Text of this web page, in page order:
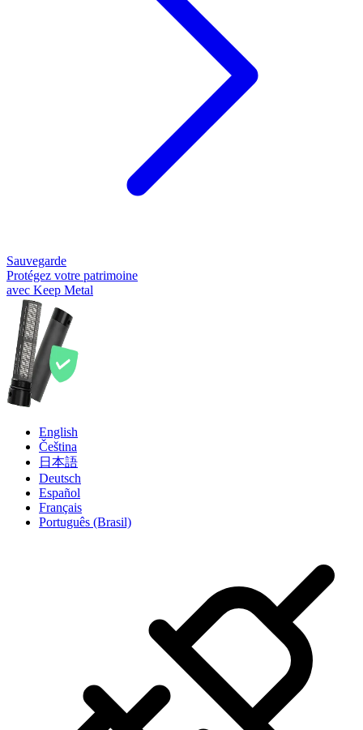
Sauvegarde
Protégez votre patrimoine
avec Keep Metal
English
Čeština
日本語
Deutsch
Español
Français
Português (Brasil)